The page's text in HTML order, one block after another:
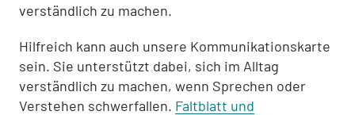
verständlich zu machen.
Hilfreich kann auch unsere Kommunikationskarte
sein. Sie unterstützt dabei, sich im Alltag
verständlich zu machen, wenn Sprechen oder
Verstehen schwerfallen. Faltblatt und